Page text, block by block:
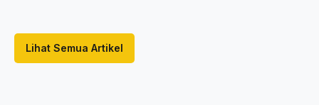
Lihat Semua Artikel